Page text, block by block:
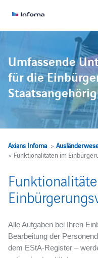
Umfassende
für die
Axians Infoma>
> Funktionalitäten im
Alle Aufgaben bei Ihren
Bearbeitung der
dem EStA-Register –